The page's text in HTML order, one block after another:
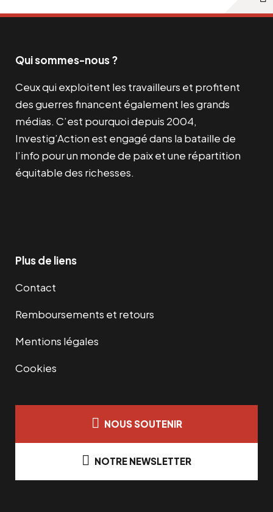
Qui sommes-nous ?
Ceux qui exploitent les travailleurs et profitent
des guerres financent également les grands
médias. C’est pourquoi depuis 2004,
Investig’Action est engagé dans la bataille de
l’info pour un monde de paix et une répartition
équitable des richesses.
Plus de liens
Contact
Remboursements et retours
Mentions légales
Cookies
NOUS SOUTENIR
NOTRE NEWSLETTER